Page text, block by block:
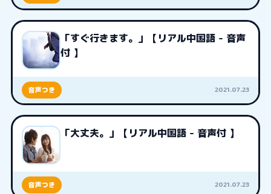
「すぐ行きます。」【リアル中国語 - 音声
付 】
音声つき 2021.07.23
「大丈夫。」【リアル中国語 - 音声付 】
音声つき 2021.07.23